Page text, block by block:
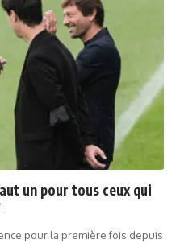
un pour tous ceux qui
pour la première fois depuis